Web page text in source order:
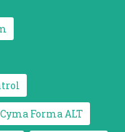
Cyma Forma ALT